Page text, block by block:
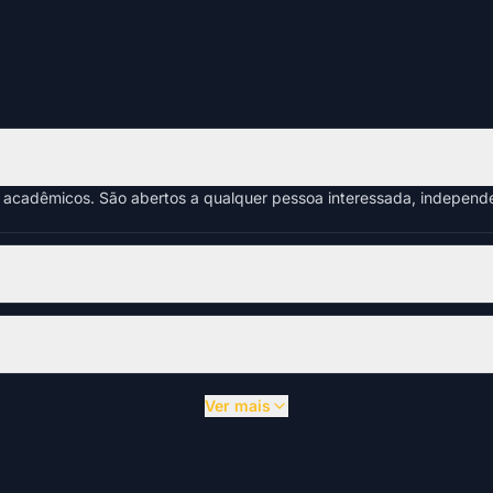
São abertos a qualquer pessoa interessada,
Ver mais